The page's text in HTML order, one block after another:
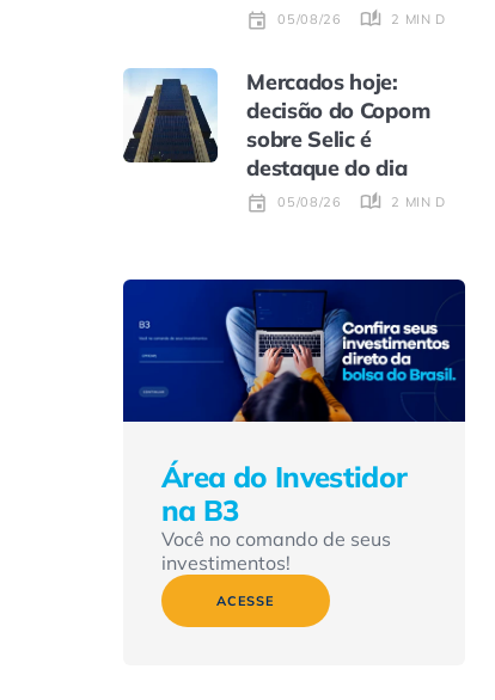
05/08/26 2 MIN DE
Mercados hoje:
decisão do Copom
sobre Selic é
destaque do dia
05/08/26 2 MIN DE
Área do Investidor
na B3
Você no comando de seus
investimentos!
ACESSE